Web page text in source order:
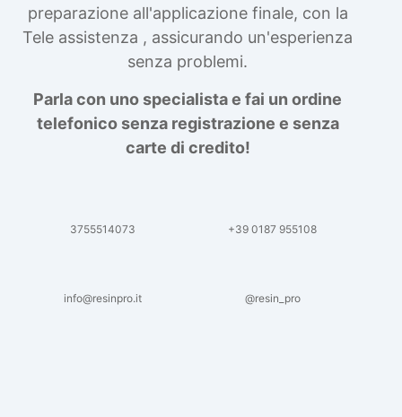
preparazione all'applicazione finale, con la
Tele assistenza , assicurando un'esperienza
senza problemi.
Parla con uno specialista e fai un ordine
telefonico senza registrazione e senza
carte di credito!
3755514073 +39 0187 955108
info@resinpro.it @resin_pro